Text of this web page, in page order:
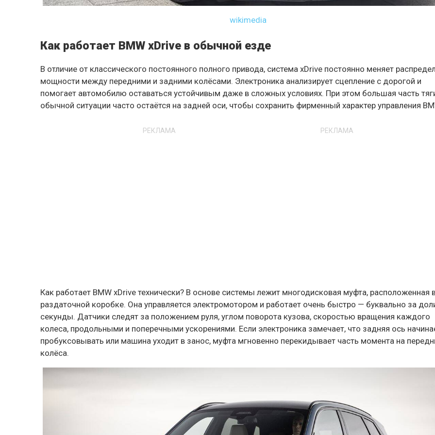
wikimedia
Как работает BMW xDrive в обычной езде
В отличие от классического постоянного полного привода, система xDrive постоянно меняет
мощности между передними и задними колёсами. Электроника анализирует сцепление с дорогой и
помогает автомобилю оставаться устойчивым даже в сложных условиях. При этом большая часть
обычной ситуации часто остаётся на задней оси, чтобы сохранить фирменный характер управления
РЕКЛАМА РЕКЛАМА
Как работает BMW xDrive технически? В основе системы лежит многодисковая муфта, расположенная
раздаточной коробке. Она управляется электромотором и работает очень быстро — буквально за
секунды. Датчики следят за положением руля, углом поворота кузова, скоростью вращения каждого
колеса, продольными и поперечными ускорениями. Если электроника замечает, что задняя ось
пробуксовывать или машина уходит в занос, муфта мгновенно перекидывает часть момента на
колёса.